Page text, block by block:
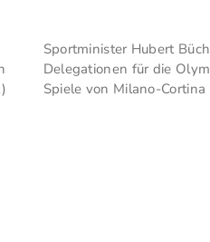
Sportminister Hubert
Delegationen für die
Spiele von Milano-